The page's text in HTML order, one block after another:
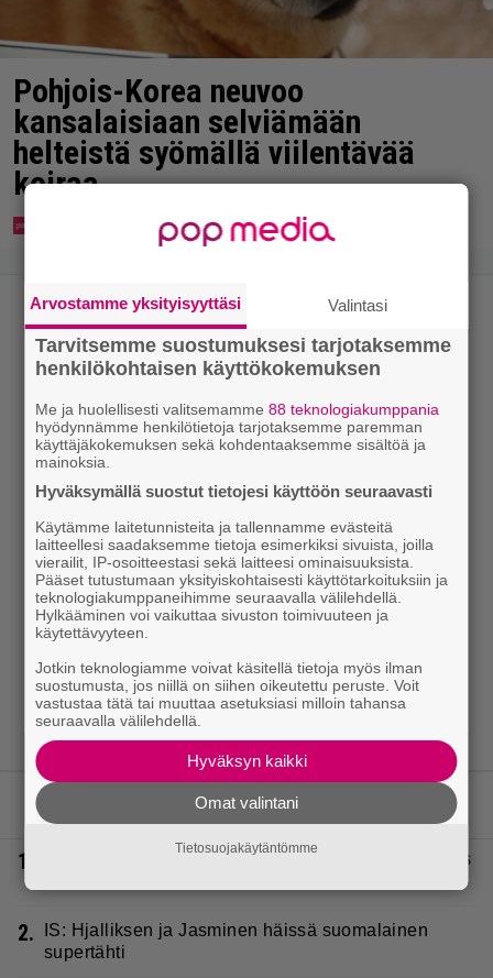
Pohjois-Korea neuvoo
kansalaisiaan selviämään
helteistä syömällä viilentävää
koiraa
LUETUIMMAT JUTUT
1.
Seiska: Laulaja Frederik lyttäsi Eput – johan oli taas
2.
IS: Hjalliksen ja Jasminen häissä suomalainen
supertähti
Arvostamme yksityisyyttäsi Valintasi
Tarvitsemme suostumuksesi tarjotaksemme
henkilökohtaisen käyttökokemuksen
Me ja huolellisesti valitsemamme88 teknologiakumppania
hyödynnämme henkilötietoja tarjotaksemme paremman
käyttäjäkokemuksen sekä kohdentaaksemme sisältöä ja
mainoksia.
Hyväksymällä suostut tietojesi käyttöön seuraavasti
Käytämme laitetunnisteita ja tallennamme evästeitä
laitteellesi saadaksemme tietoja esimerkiksi sivuista, joilla
vierailit, IP-osoitteestasi sekä laitteesi ominaisuuksista.
Pääset tutustumaan yksityiskohtaisesti käyttötarkoituksiin ja
teknologiakumppaneihimme seuraavalla välilehdellä.
Hylkääminen voi vaikuttaa sivuston toimivuuteen ja
käytettävyyteen.
Jotkin teknologiamme voivat käsitellä tietoja myös ilman
suostumusta, jos niillä on siihen oikeutettu peruste. Voit
vastustaa tätä tai muuttaa asetuksiasi milloin tahansa
seuraavalla välilehdellä.
Hyväksyn kaikki
Omat valintani
Tietosuojakäytäntömme